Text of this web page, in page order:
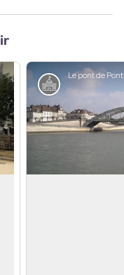
Patrimoine